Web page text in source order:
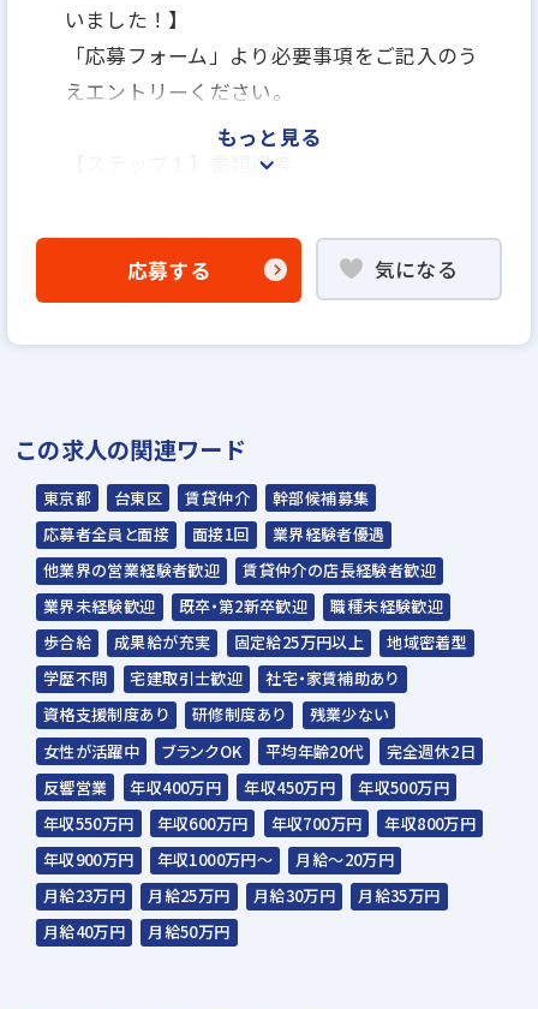
いました！】
「応募フォーム」より必要事項をご記入のう
えエントリーください。
【ステップ１】書類選考
【ステップ２】面接（１回のみ）＊ 履歴書
（写貼）・職務経歴書をご用意ください。
↓
【ステップ３】内定！ 面接から内定まで原
＊面接日時や入社日はできるだけご希望に応
じますので、お気軽にご相談ください。
入社後のフォローアッ
プ研修も充実！専門知
識を熟練度の高い責任
者がしっかり教えま
す！
もっと見る
応募する 気になる
この求人の関連ワード
東京都 台東区 賃貸仲介
幹部候補募集
応募者全員と面接
面接1回
業界経験者優遇
他業界の営業経験者歓迎
賃貸仲介の店長経験者歓迎
業界未経験歓迎
既卒・第2新卒歓迎
職種未経験歓迎
歩合給
成果給が充実 固定給25万円以上
地域密着型
学歴不問
宅建取引士歓迎
社宅・家賃補助あり
資格支援制度あり
研修制度あり
残業少ない
女性が活躍中
ブランクOK 平均年齢20代
完全週休2日
反響営業
年収400万円 年収450万円
年収500万円
年収550万円
年収600万円 年収700万円
年収800万円
年収900万円
年収1000万円～
月給～20万円
月給23万円
月給25万円 月給30万円
月給35万円
月給40万円
月給50万円